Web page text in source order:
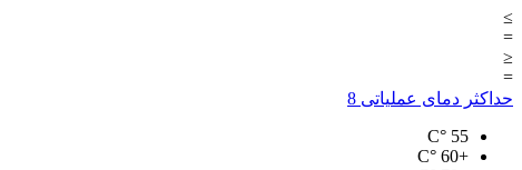
≥
=
≤
=
حداکثر دمای عملیاتی 8
55
°C
+60
°C